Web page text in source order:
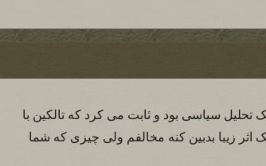
سیاسی بود و ثابت می کرد که تالکین با
اثر زیبا بدبین کنه مخالفم ولی چیزی که شما